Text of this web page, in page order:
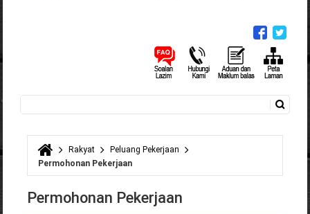
Borang carian
Anda di sini
Rakyat
Peluang Pekerjaan
Permohonan Pekerjaan
Permohonan Pekerjaan